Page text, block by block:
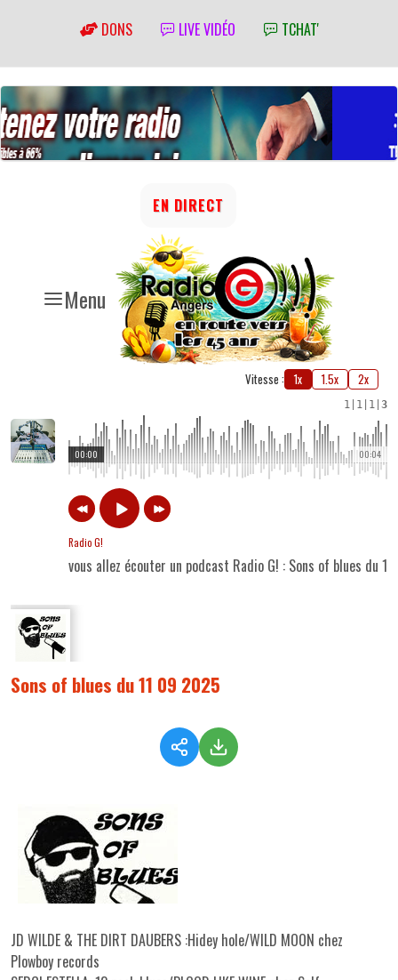
DONS LIVE VIDÉO TCHAT'
Menu
EN DIRECT
Vitesse : 1x 1.5x 2x
1 1 1 3
00:04
00:00
Radio G!
vous allez écouter un podcast Radio G! : Sons of blues du
Sons of blues du 11 09 2025
JD WILDE & THE DIRT DAUBERS :Hidey hole/WILD MOON chez
Plowboy records